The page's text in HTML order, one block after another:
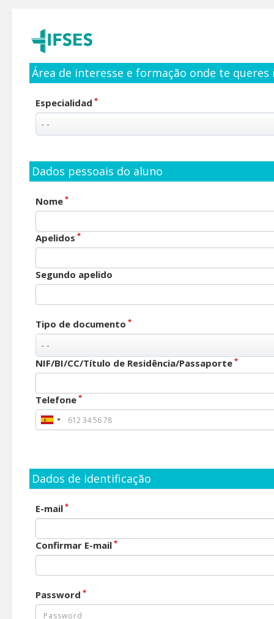
Área de interesse e formação onde te
Especialidad *
Dados pessoais do aluno
Nome *
Apelidos *
Segundo apelido
Tipo de documento *
NIF/BI/CC/Título de Residência/Passaporte *
Telefone *
Dados de identificação
E-mail *
Confirmar E-mail *
Password *